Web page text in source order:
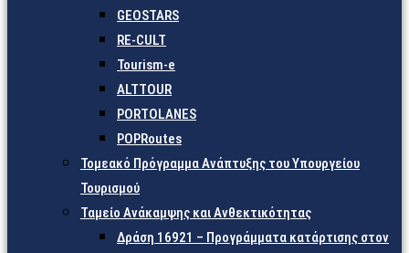
GEOSTARS
RE-CULT
Tourism-e
ALTTOUR
PORTOLANES
POPRoutes
Τομεακό Πρόγραμμα Ανάπτυξης του Υπουργείου
Τουρισμού
Ταμείο Ανάκαμψης και Ανθεκτικότητας
Δράση 16921 – Προγράμματα κατάρτισης στον